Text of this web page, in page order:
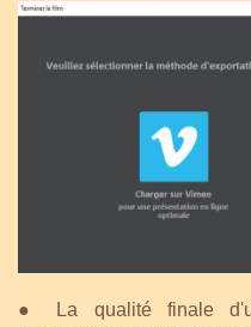
●
La qualité finale